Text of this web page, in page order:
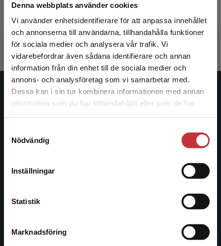
Denna webbplats använder cookies
Vi använder enhetsidentifierare för att anpassa innehållet
och annonserna till användarna, tillhandahålla funktioner
för sociala medier och analysera vår trafik. Vi
vidarebefordrar även sådana identifierare och annan
information från din enhet till de sociala medier och
annons- och analysföretag som vi samarbetar med.
Dessa kan i sin tur kombinera informationen med annan
information som du har tillhandahållit eller som de har
Nödvändig
Inställningar
Statistik
Marknadsföring
Begränsad fraktregion
Det verkar som att du besöker
studentlitteratur.se via en enhet utanför Sverige.
Vi erbjuder inte leveranser utanför Sverige. För
att kunna slutföra ett köp måste
Fejes, Andreas m.fl. (red.)
Exkl. moms: 252 kr
Exkl.
Studentlitteratur
Studentlitteratur grundades 1963 och är idag Sveriges
ledande utbildningsförlag. Med läromedel, kurslitteratur,
facklitteratur, utbildningar och digitala
längs hela kunskapsresan.
046-31 20 00